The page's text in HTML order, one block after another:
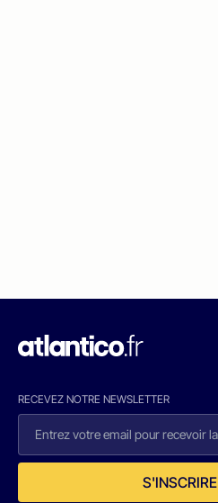
RECEVEZ NOTRE NEWSLETTER
S'INSCRIRE